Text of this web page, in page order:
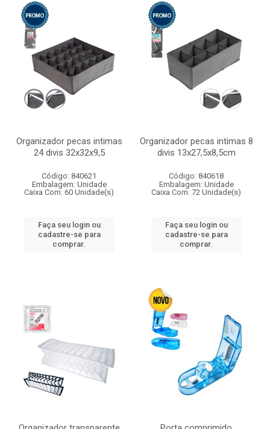
Organizador pecas intimas
24 divis 32x32x9,5
Código: 840621
Embalagem: Unidade
Caixa Com: 60 Unidade(s)
Faça seu login ou
cadastre-se para
comprar.
Organizador pecas intimas 8
divis 13x27,5x8,5cm
Código: 840618
Embalagem: Unidade
Caixa Com: 72 Unidade(s)
Faça seu login ou
cadastre-se para
comprar.